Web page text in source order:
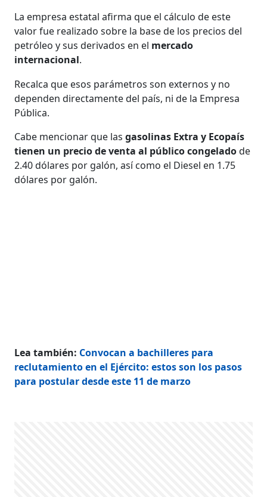
La empresa estatal afirma que el cálculo de este
valor fue realizado sobre la base de los precios del
petróleo y sus derivados en el mercado
internacional.
Recalca que esos parámetros son externos y no
dependen directamente del país, ni de la Empresa
Pública.
Cabe mencionar que lasgasolinas Extra y Ecopaís
tienen un precio de venta al público congeladode
2.40 dólares por galón, así como el Diesel en 1.75
dólares por galón.
Lea también: Convocan a bachilleres para
reclutamiento en el Ejército: estos son los pasos
para postular desde este 11 de marzo